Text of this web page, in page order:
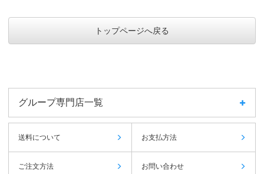
トップページへ戻る
グループ専門店一覧
送料について お支払方法
ご注文方法 お問い合わせ